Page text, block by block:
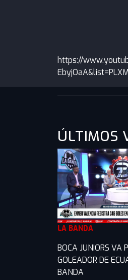
https://
ÚLTIMOS
LA BANDA
BOCA JUNIORS VA
GOLEADOR DE
BANDA